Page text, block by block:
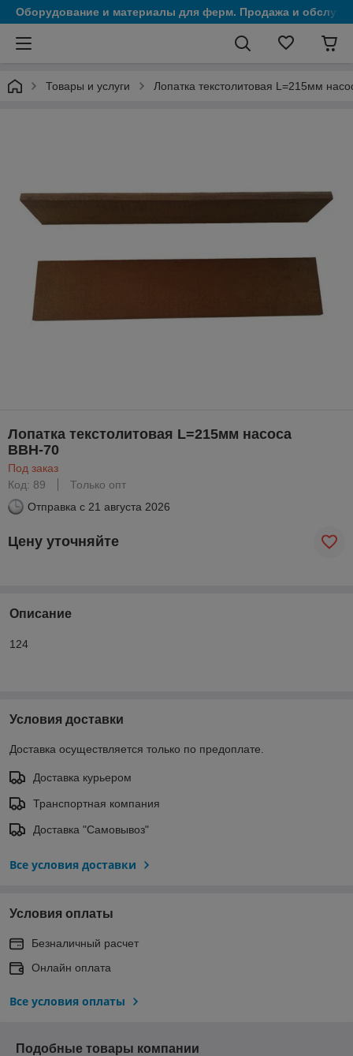
Оборудование и материалы для ферм. Продажа и
Товары и услуги Лопатка текстолитовая L=215мм
Лопатка текстолитовая L=215мм насоса
ВВН-70
Под заказ
Код: 89
Только опт
Отправка с 21 августа 2026
Цену уточняйте
Описание
124
Условия доставки
Доставка осуществляется только по предоплате.
Доставка курьером
Транспортная компания
Доставка "Самовывоз"
Все условия доставки
Условия оплаты
Безналичный расчет
Онлайн оплата
Все условия оплаты
Подобные товары компании